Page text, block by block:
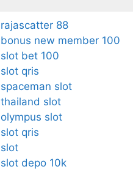
rajascatter 88
bonus new member 100
slot bet 100
slot qris
spaceman slot
thailand slot
olympus slot
slot qris
slot
slot depo 10k